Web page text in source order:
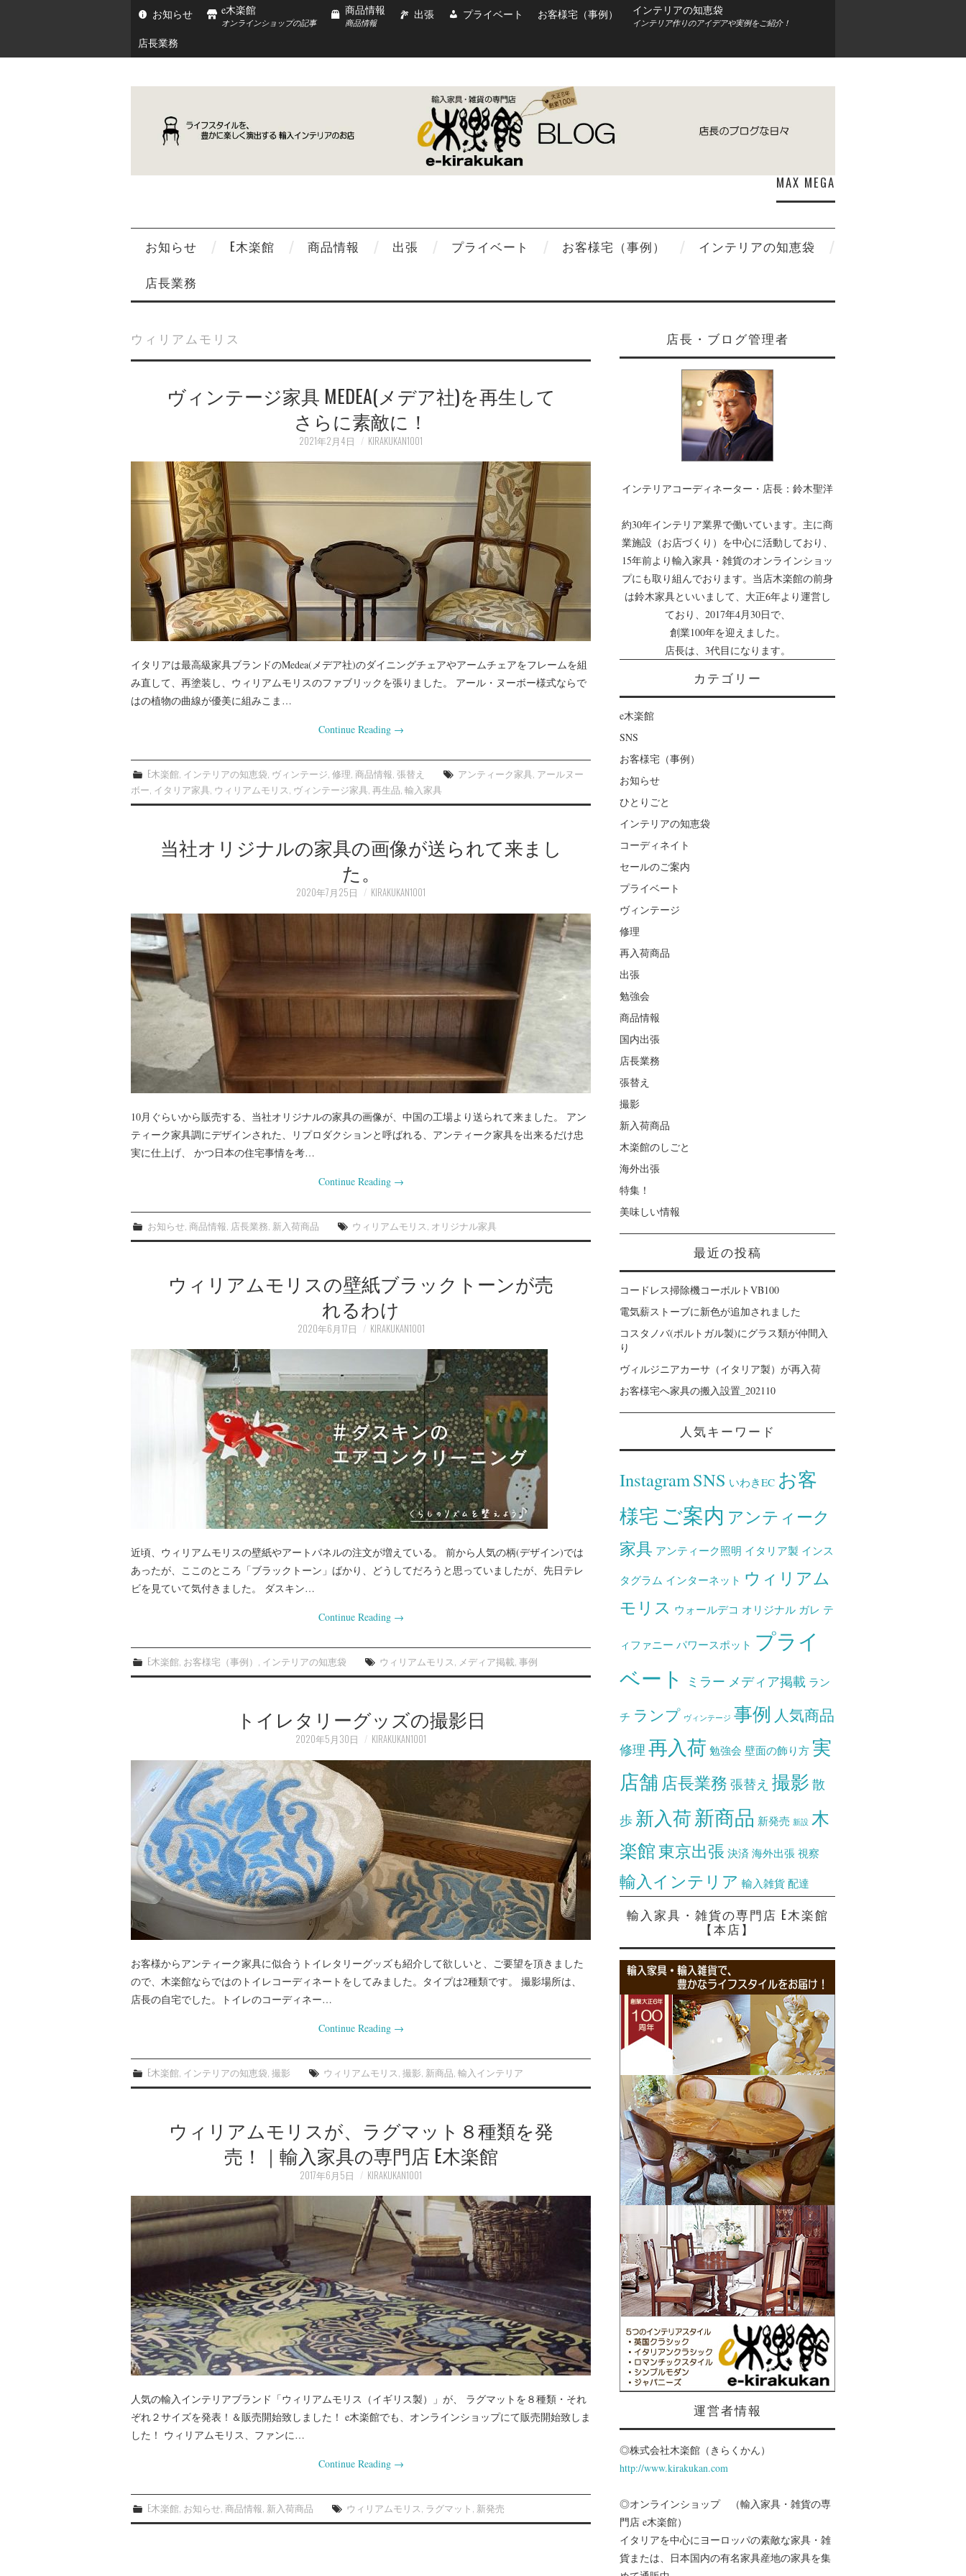
お知らせ e木楽館
オンラインショップの記事
商品情報
商品情報
出張 プライベート お客様宅（事例） インテリアの知恵袋
インテリア作りのアイデアや実例をご紹介！
店長業務
MAX MEGA
お知らせ E木楽館 商品情報 出張 プライベート お客様宅（事例）
インテリアの知恵袋
店長業務
ウィリアムモリス
ヴィンテージ家具 MEDEA(メデア社)を再生して
さらに素敵に！
2021年2月4日 KIRAKUKAN1001
イタリアは最高級家具ブランドのMedea(メデア社)のダイニングチェアやアームチェアをフレームを組
み直して、再塗装し、ウィリアムモリスのファブリックを張りました。 アール・ヌーボー様式ならで
はの植物の曲線が優美に組みこま…
Continue Reading →
E木楽館, インテリアの知恵袋, ヴィンテージ,修理,商品情報,張替え アンティーク家具, アールヌー
ボー, イタリア家具, ウィリアムモリス, ヴィンテージ家具, 再生品, 輸入家具
当社オリジナルの家具の画像が送られて来まし
た。
2020年7月25日 KIRAKUKAN1001
10月ぐらいから販売する、当社オリジナルの家具の画像が、中国の工場より送られて来ました。 アン
ティーク家具調にデザインされた、リプロダクションと呼ばれる、アンティーク家具を出来るだけ忠
実に仕上げ、 かつ日本の住宅事情を考…
Continue Reading →
お知らせ ,商品情報 店長業務 新入荷商品 ウィリアムモリス オリジナル家具
ウィリアムモリスの壁紙ブラックトーンが売
れるわけ
2020年6月17日 KIRAKUKAN1001
近頃、ウィリアムモリスの壁紙やアートパネルの注文が増えている。 前から人気の柄(デザイン)では
あったが、ここのところ「ブラックトーン」ばかり、どうしてだろうと思っていましたが、先日テレ
ビを見ていて気付きました。 ダスキン…
Continue Reading →
E木楽館, お客様宅（事例） , インテリアの知恵袋 ウィリアムモリス, メディア掲載,事例
トイレタリーグッズの撮影日
2020年5月30日 KIRAKUKAN1001
お客様からアンティーク家具に似合うトイレタリーグッズも紹介して欲しいと、ご要望を頂きました
ので、木楽館ならではのトイレコーディネートをしてみました。タイプは2種類です。 撮影場所は、
店長の自宅でした。トイレのコーディネー…
Continue Reading →
E木楽館 インテリアの知恵袋 ,撮影 ウィリアムモリス ,撮影 新商品 ,輸入インテリア
ウィリアムモリスが、ラグマット８種類を発
売！｜輸入家具の専門店 E木楽館
2017年6月5日 KIRAKUKAN1001
人気の輸入インテリアブランド「ウィリアムモリス（イギリス製）」が、 ラグマットを８種類・それ
ぞれ２サイズを発表！＆販売開始致しました！ e木楽館でも、オンラインショップにて販売開始致しま
した！ ウィリアムモリス、ファンに…
Continue Reading →
E木楽館, お知らせ,商品情報, 新入荷商品 ウィリアムモリス, ラグマット , 新発売
店長・ブログ管理者
インテリアコーディネーター・店長：鈴木聖洋
約30年インテリア業界で働いています。主に商
業施設（お店づくり）を中心に活動しており、
15年前より輸入家具・雑貨のオンラインショッ
プにも取り組んでおります。当店木楽館の前身
は鈴木家具といいまして、大正6年より運営し
ており、2017年4月30日で、
創業100年を迎えました。
店長は、3代目になります。
カテゴリー
e木楽館
SNS
お客様宅（事例）
お知らせ
ひとりごと
インテリアの知恵袋
コーディネイト
セールのご案内
プライベート
ヴィンテージ
修理
再入荷商品
出張
勉強会
商品情報
国内出張
店長業務
張替え
撮影
新入荷商品
木楽館のしごと
海外出張
特集！
美味しい情報
最近の投稿
コードレス掃除機コーボルトVB100
電気薪ストーブに新色が追加されました
コスタノバ(ポルトガル製)にグラス類が仲間入
り
ヴィルジニアカーサ（イタリア製）が再入荷
お客様宅へ家具の搬入設置_202110
人気キーワード
InstagramSNS いわきEC お客
様宅 ご案内 アンティーク
家具 アンティーク照明 イタリア製 インス
タグラム インターネット ウィリアム
モリス ウォールデコ オリジナル ガレ テ
ィファニー パワースポット プライ
ベート
ミラー メディア掲載 ラン
チ ランプ ヴィンテージ 事例 人気商品
修理 再入荷 勉強会 壁面の飾り方 実
店舗 店長業務 張替え 撮影 散
歩 新入荷新商品 新発売 新設 木
楽館 東京出張 決済 海外出張 視察
輸入インテリア 輸入雑貨 配達
輸入家具・雑貨の専門店 E木楽館
【本店】
運営者情報
◎株式会社木楽館（きらくかん）
http://www.kirakukan.com
◎オンラインショップ （輸入家具・雑貨の専
門店 e木楽館）
イタリアを中心にヨーロッパの素敵な家具・雑
貨または、日本国内の有名家具産地の家具を集